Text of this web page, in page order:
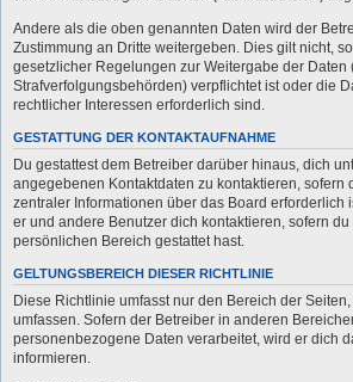
Andere als die oben genannten Daten wird der
Zustimmung an Dritte weitergeben. Dies gilt nicht,
gesetzlicher Regelungen zur Weitergabe der Daten
Strafverfolgungsbehörden) verpflichtet ist oder die
rechtlicher Interessen erforderlich sind.
GESTATTUNG DER KONTAKTAUFNAHME
Du gestattest dem Betreiber darüber hinaus, dich
angegebenen Kontaktdaten zu kontaktieren, sofern
zentraler Informationen über das Board erforderlich
er und andere Benutzer dich kontaktieren, sofern
persönlichen Bereich gestattet hast.
GELTUNGSBEREICH DIESER RICHTLINIE
Diese Richtlinie umfasst nur den Bereich der
umfassen. Sofern der Betreiber in anderen
personenbezogene Daten verarbeitet, wird er dich
informieren.